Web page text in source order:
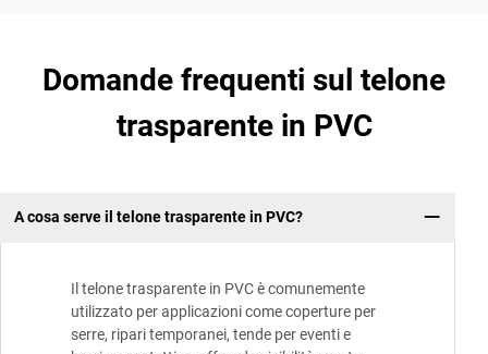
Domande frequenti sul telone
trasparente in PVC
A cosa serve il telone trasparente in PVC?
Il telone trasparente in PVC è comunemente
utilizzato per applicazioni come coperture per
serre, ripari temporanei, tende per eventi e